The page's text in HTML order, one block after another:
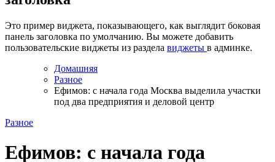
Это пример виджета, показывающего, как выглядит боковая
панель заголовка по умолчанию. Вы можете добавить
пользовательские виджеты из раздела виджеты в админке.
Домашняя
Разное
Ефимов: с начала года Москва выделила участки
под два предприятия и деловой центр
Разное
Ефимов: с начала года